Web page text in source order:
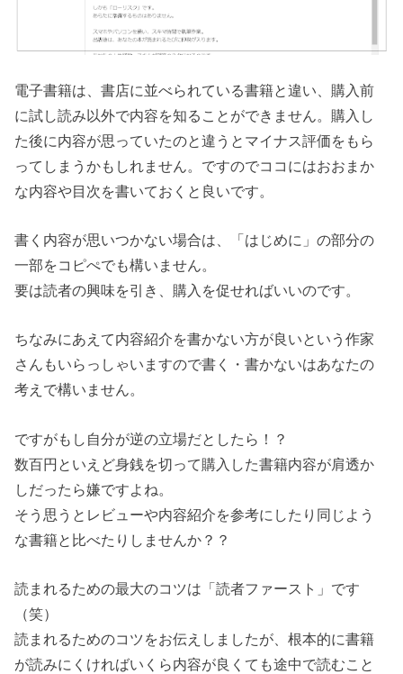
電子書籍は、書店に並べられている書籍と違い、購入前
に試し読み以外で内容を知ることができません。 購入し
た後に内容が思っていたのと違うとマイナス評価をもら
ってしまうかもしれません。ですのでココにはおおまか
な内容や目次を書いておくと良いです。
書く内容が思いつかない場合は、「はじめに」の部分の
一部をコピぺでも構いません。
要は読者の興味を引き、購入を促せればいいのです。
ちなみにあえて内容紹介を書かない方が良いという作家
さんもいらっしゃいますので書く・書かないはあなたの
考えで構いません。
ですがもし自分が逆の立場だとしたら！？
数百円といえど身銭を切って購入した書籍内容が肩透か
しだったら嫌ですよね。
そう思うとレビューや内容紹介を参考にしたり同じよう
な書籍と比べたりしませんか？？
読まれるための最大のコツは「読者ファースト」です
（笑）
読まれるためのコツをお伝えしましたが、根本的に書籍
が読みにくければいくら内容が良くても途中で読むこと